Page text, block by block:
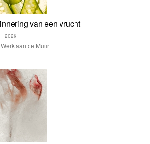
van een vrucht
2026
aan de Muur